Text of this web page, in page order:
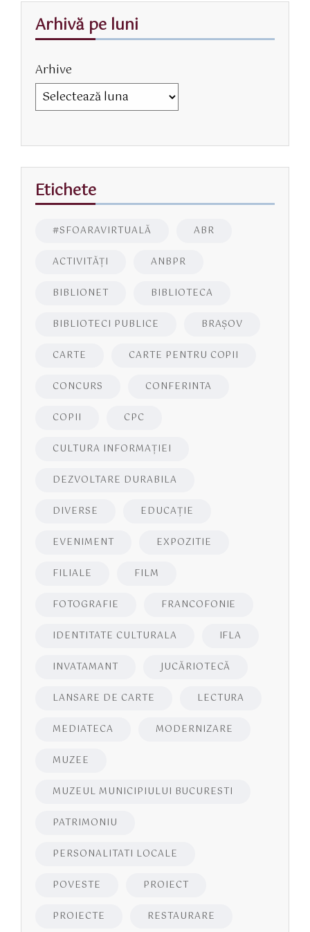
Arhivă pe luni
Arhive
Etichete
#SFOARAVIRTUALĂ ABR
ACTIVITĂŢI ANBPR
BIBLIONET BIBLIOTECA
BIBLIOTECI PUBLICE BRAŞOV
CARTE CARTE PENTRU COPII
CONCURS CONFERINTA
COPII CPC
CULTURA INFORMAŢIEI
DEZVOLTARE DURABILA
DIVERSE EDUCAŢIE
EVENIMENT EXPOZITIE
FILIALE FILM
FOTOGRAFIE FRANCOFONIE
IDENTITATE CULTURALA IFLA
INVATAMANT JUCĂRIOTECĂ
LANSARE DE CARTE LECTURA
MEDIATECA MODERNIZARE
MUZEE
MUZEUL MUNICIPIULUI BUCURESTI
PATRIMONIU
PERSONALITATI LOCALE
POVESTE PROIECT
PROIECTE RESTAURARE